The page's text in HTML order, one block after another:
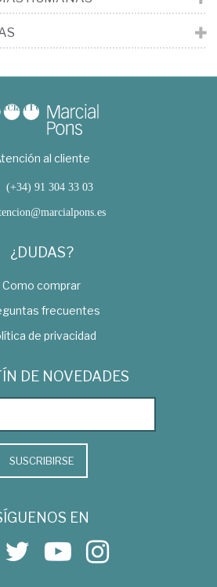
al cliente
(+34) 91 304 33 03
¿DUDAS?
Como comprar
frecuentes
de privacidad
DE NOVEDADES
SUSCRIBIRSE
EN